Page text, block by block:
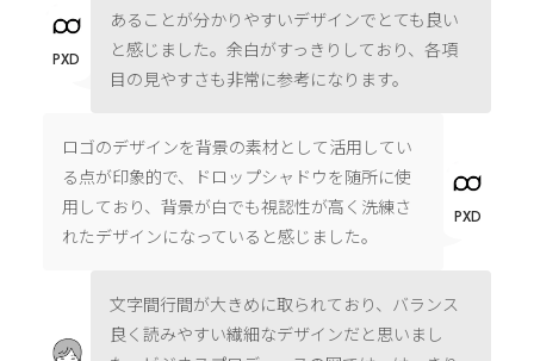
あることが分かりやすいデザインでとても良い
と感じました。余白がすっきりしており、各項
目の見やすさも非常に参考になります。
PXD
ロゴのデザインを背景の素材として活用してい
る点が印象的で、ドロップシャドウを随所に使
用しており、背景が白でも視認性が高く洗練さ
れたデザインになっていると感じました。
PXD
文字間行間が大きめに取られており、バランス
良く読みやすい繊細なデザインだと思いまし